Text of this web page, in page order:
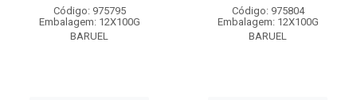
Código: 975795
Embalagem: 12X100G
BARUEL
Código: 975804
Embalagem: 12X100G
BARUEL